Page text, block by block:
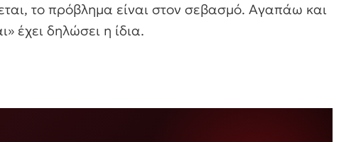
το πρόβλημα είναι στον σεβασμό. Αγαπάω και
έχει δηλώσει η ίδια.